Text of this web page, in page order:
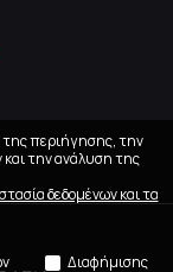
της περιήγησης, την
και την ανάλυση της
δεδομένων και τα
Διαφήμισης